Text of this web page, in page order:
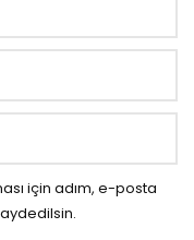
için adım, e-posta